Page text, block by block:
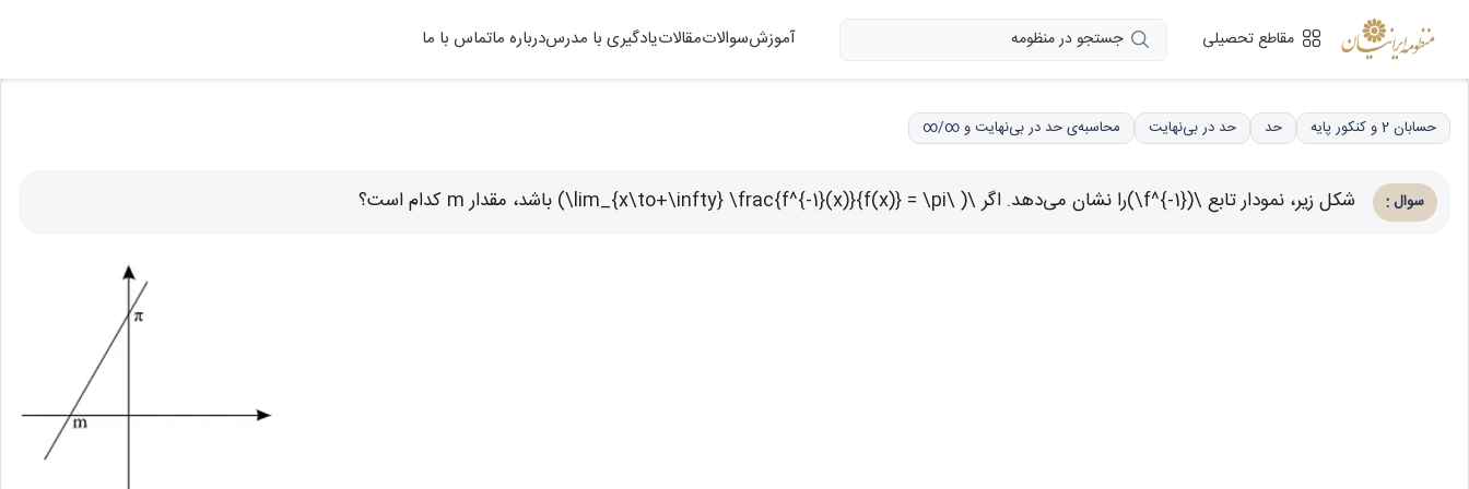
مقاطع تحصیلی جستجو در منظومه آموزشسوالاتمقالاتیادگیری با مدرسدرباره ماتماس با ما
حسابان 2 و کنکور پایه حد حد در بی‌نهایت محاسبه‌ی حد در بی‌نهایت و ∞/∞
سوال : شکل زیر، نمودار تابع \(f^{-1}\)را نشان می‌دهد. اگر \( \lim_{x\to+\infty} \frac{f^{-1}(x)}{f(x)} = \pi\) باشد، مقدار m کدام است؟